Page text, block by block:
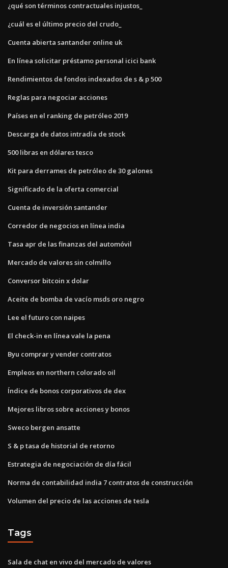
¿qué son términos contractuales injustos_
¿cuál es el último precio del crudo_
Cuenta abierta santander online uk
En línea solicitar préstamo personal icici bank
Rendimientos de fondos indexados de s & p 500
Reglas para negociar acciones
Países en el ranking de petróleo 2019
Descarga de datos intradía de stock
500 libras en dólares tesco
Kit para derrames de petróleo de 30 galones
Significado de la oferta comercial
Cuenta de inversión santander
Corredor de negocios en línea india
Tasa apr de las finanzas del automóvil
Mercado de valores sin colmillo
Conversor bitcoin x dolar
Aceite de bomba de vacío msds oro negro
Lee el futuro con naipes
El check-in en línea vale la pena
Byu comprar y vender contratos
Empleos en northern colorado oil
Índice de bonos corporativos de dex
Mejores libros sobre acciones y bonos
Sweco bergen ansatte
S & p tasa de historial de retorno
Estrategia de negociación de día fácil
Norma de contabilidad india 7 contratos de construcción
Volumen del precio de las acciones de tesla
Tags
Sala de chat en vivo del mercado de valores